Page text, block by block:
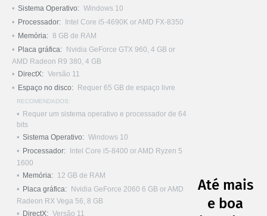
Sistema Operativo: Windows 10
Processador:
Intel Core i5-4690K or AMD FX-8350
Memória: 8 GB de RAM
Placa gráfica:
Nvidia GeForce GTX 960, 4 GB or
AMD Radeon R9 380, 4 GB
DirectX: Versão 11
Espaço no disco:
Requer 65 GB de espaço livre
RECOMENDADOS:
Requer um sistema operativo e processador de 64
bits
Sistema Operativo: Windows 10
Processador:
Intel Core i5-8400 or AMD Ryzen 5
1600
Memória: 12 GB de RAM
Placa gráfica:
Nvidia GeForce 2060 6 GB or AMD
Radeon RX Vega 56, 8 GB
DirectX: Versão 11
Até mais
e boa